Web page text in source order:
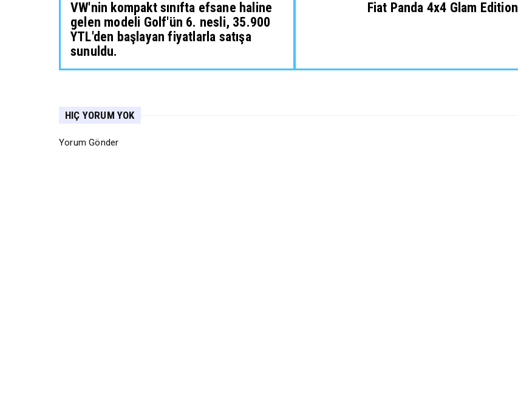
VW'nin kompakt sınıfta efsane haline
gelen modeli Golf'ün 6. nesli, 35.900
YTL'den başlayan fiyatlarla satışa
sunuldu.
Fiat Panda 4x4 Glam Edition
HIÇ YORUM YOK
Yorum Gönder